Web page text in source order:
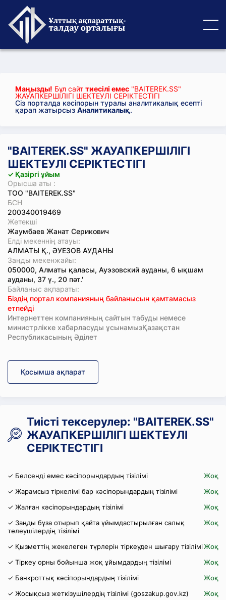
Маңызды! Бұл сайт тиесілі емес "BAITEREK.SS"
ЖАУАПКЕРШІЛІГІ ШЕКТЕУЛІ СЕРІКТЕСТІГІ
Сіз порталда кәсіпорын туралы аналитикалық есепті
қарап жатырсыз Аналитикалық.
"BAITEREK.SS" ЖАУАПКЕРШІЛІГІ
ШЕКТЕУЛІ СЕРІКТЕСТІГІ
✓ Қазіргі ұйым
Орысша аты :
ТОО "BAITEREK.SS"
БСН
200340019469
Жетекші
Жаумбаев Жанат Серикович
Елді мекеннің атауы:
АЛМАТЫ Қ., ӘУЕЗОВ АУДАНЫ
Заңды мекенжайы:
050000, Алматы қаласы, Ауэзовский ауданы, 6 ықшам
ауданы, 37 ү., 20 пәт.'
Байланыс ақпараты:
Біздің портал компанияның байланысын қамтамасыз
етпейді
Интернеттен компанияның сайтын табуды немесе
министрлікке хабарласуды ұсынамызҚазақстан
Республикасының Әділет
Қосымша ақпарат
Тиісті тексерулер: "BAITEREK.SS"
ЖАУАПКЕРШІЛІГІ ШЕКТЕУЛІ
СЕРІКТЕСТІГІ
✓ Белсенді емес кәсіпорындардың тізілімі
Жоқ
✓ Жарамсыз тіркелімі бар кәсіпорындардың тізілімі
Жоқ
✓ Жалған кәсіпорындардың тізілімі
Жоқ
✓ Заңды бұза отырып қайта ұйымдастырылған салық
төлеушілердің тізілімі
Жоқ
✓ Қызметтің жекелеген түрлерін тіркеуден шығару тізіліміЖоқ
✓ Тіркеу орны бойынша жоқ ұйымдардың тізілімі
Жоқ
✓ Банкроттық кәсіпорындардың тізілімі
Жоқ
✓ Жосықсыз жеткізушілердің тізілімі (goszakup.gov.kz)
Жоқ